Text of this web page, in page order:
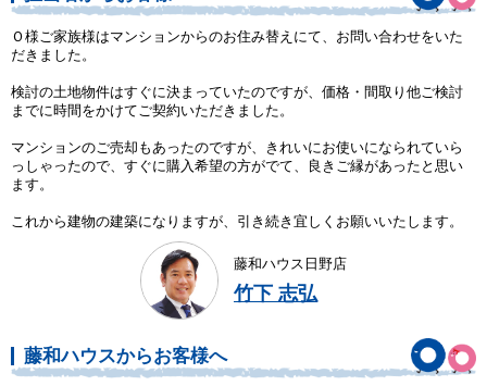
Ｏ様ご家族様はマンションからのお住み替えにて、お問い合わせをいた
だきました。
検討の土地物件はすぐに決まっていたのですが、価格・間取り他ご検討
までに時間をかけてご契約いただきました。
マンションのご売却もあったのですが、きれいにお使いになられていら
っしゃったので、すぐに購入希望の方がでて、良きご縁があったと思い
ます。
これから建物の建築になりますが、引き続き宜しくお願いいたします。
藤和ハウス日野店
竹下 志弘
藤和ハウスからお客様へ